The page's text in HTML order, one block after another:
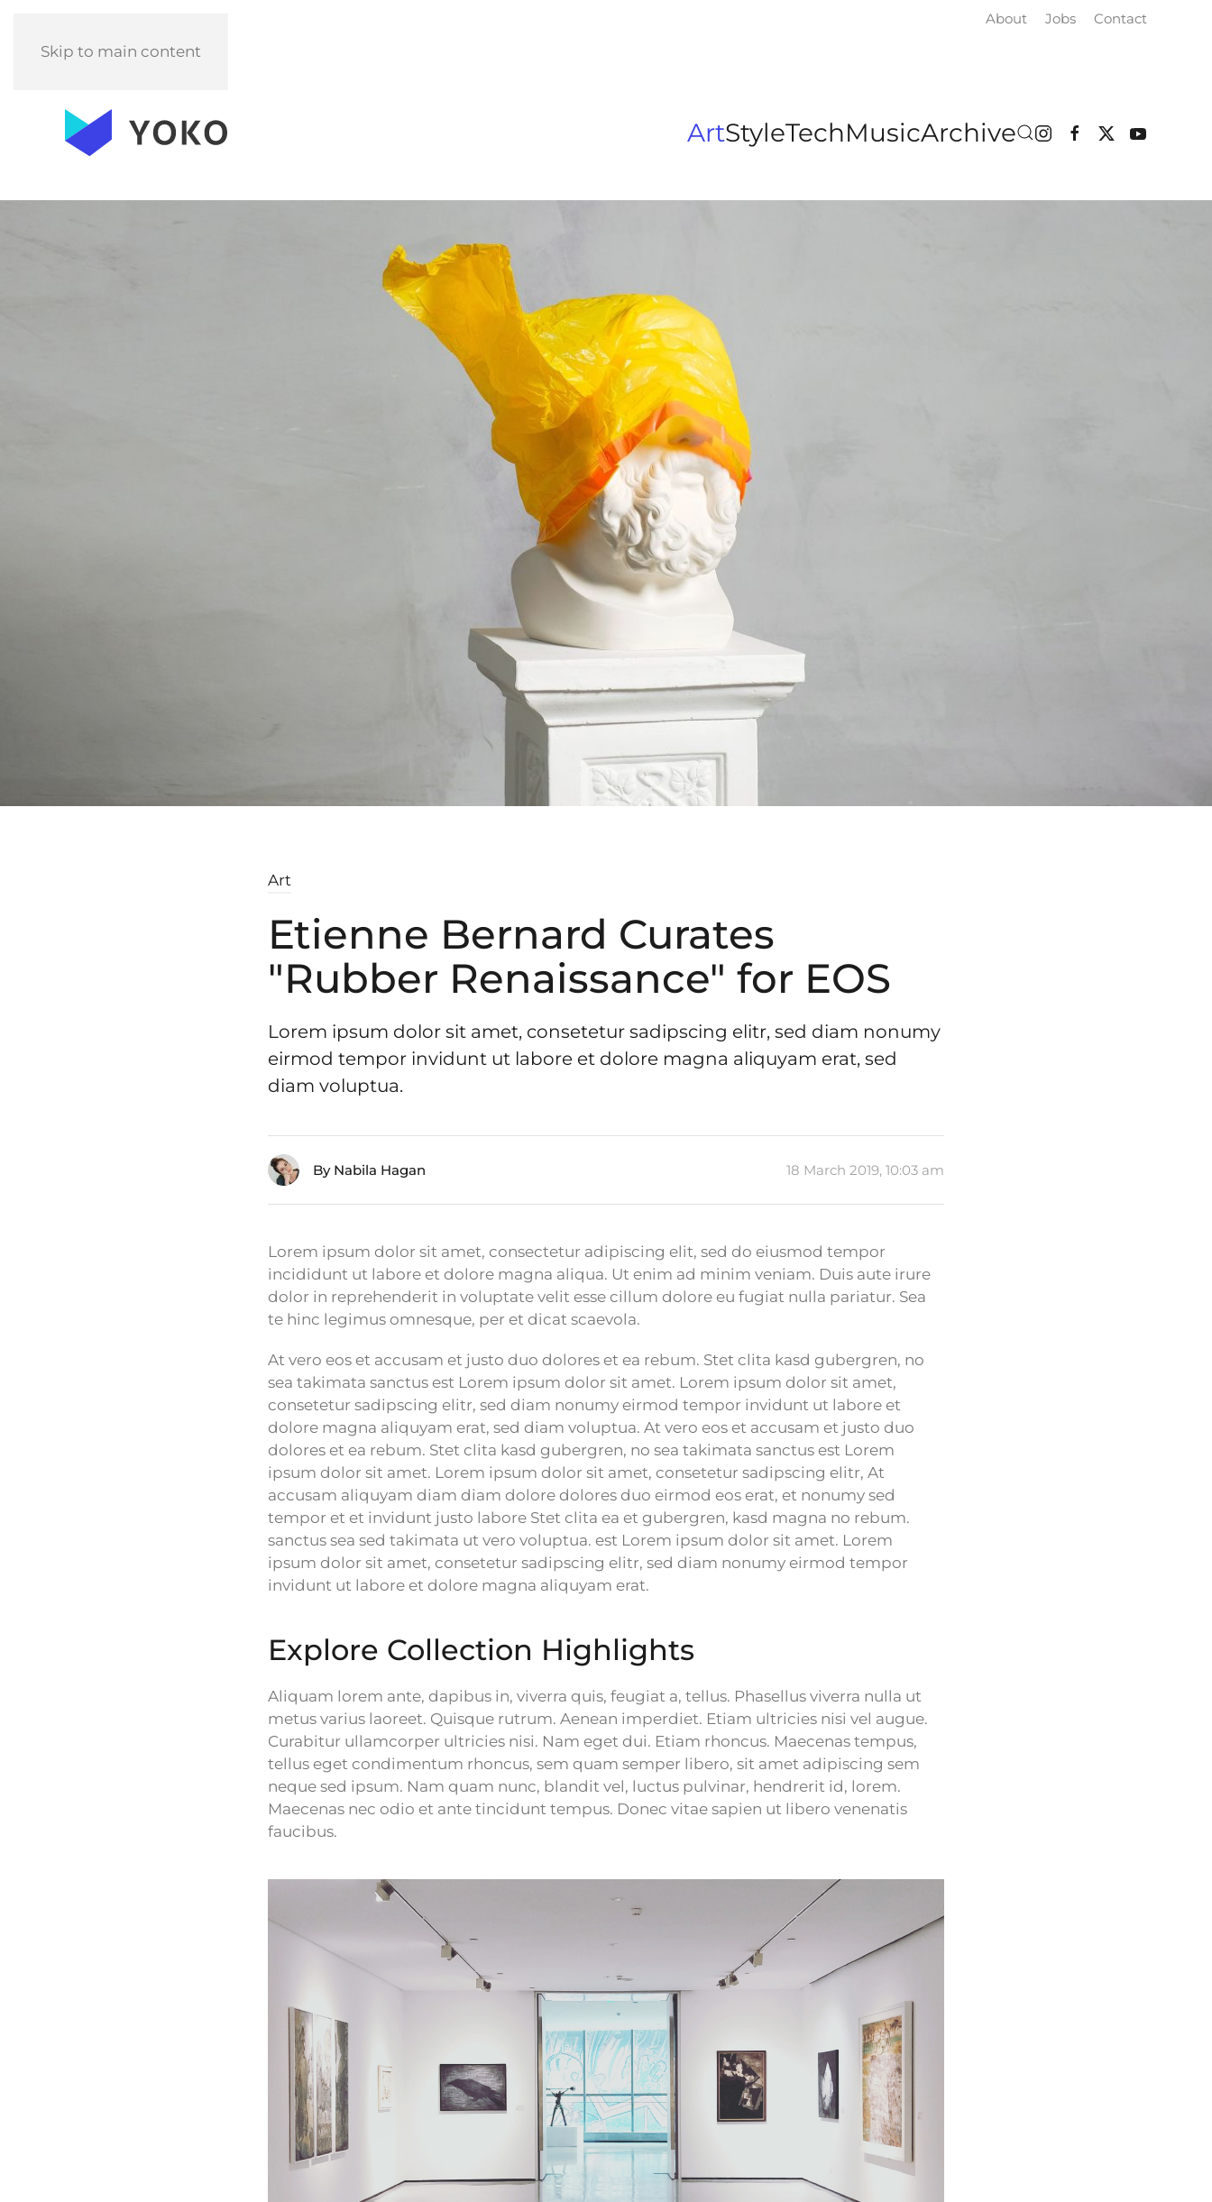
Skip to main content
About Jobs Contact
ArtStyleTechMusicArchive
Art
Etienne Bernard Curates
"Rubber Renaissance" for EOS
Lorem ipsum dolor sit amet, consetetur sadipscing elitr, sed diam nonumy
eirmod tempor invidunt ut labore et dolore magna aliquyam erat, sed
diam voluptua.
By Nabila Hagan 18 March 2019, 10:03 am
Lorem ipsum dolor sit amet, consectetur adipiscing elit, sed do eiusmod tempor
incididunt ut labore et dolore magna aliqua. Ut enim ad minim veniam. Duis aute irure
dolor in reprehenderit in voluptate velit esse cillum dolore eu fugiat nulla pariatur. Sea
te hinc legimus omnesque, per et dicat scaevola.
At vero eos et accusam et justo duo dolores et ea rebum. Stet clita kasd gubergren, no
sea takimata sanctus est Lorem ipsum dolor sit amet. Lorem ipsum dolor sit amet,
consetetur sadipscing elitr, sed diam nonumy eirmod tempor invidunt ut labore et
dolore magna aliquyam erat, sed diam voluptua. At vero eos et accusam et justo duo
dolores et ea rebum. Stet clita kasd gubergren, no sea takimata sanctus est Lorem
ipsum dolor sit amet. Lorem ipsum dolor sit amet, consetetur sadipscing elitr, At
accusam aliquyam diam diam dolore dolores duo eirmod eos erat, et nonumy sed
tempor et et invidunt justo labore Stet clita ea et gubergren, kasd magna no rebum.
sanctus sea sed takimata ut vero voluptua. est Lorem ipsum dolor sit amet. Lorem
ipsum dolor sit amet, consetetur sadipscing elitr, sed diam nonumy eirmod tempor
invidunt ut labore et dolore magna aliquyam erat.
Explore Collection Highlights
Aliquam lorem ante, dapibus in, viverra quis, feugiat a, tellus. Phasellus viverra nulla ut
metus varius laoreet. Quisque rutrum. Aenean imperdiet. Etiam ultricies nisi vel augue.
Curabitur ullamcorper ultricies nisi. Nam eget dui. Etiam rhoncus. Maecenas tempus,
tellus eget condimentum rhoncus, sem quam semper libero, sit amet adipiscing sem
neque sed ipsum. Nam quam nunc, blandit vel, luctus pulvinar, hendrerit id, lorem.
Maecenas nec odio et ante tincidunt tempus. Donec vitae sapien ut libero venenatis
faucibus.